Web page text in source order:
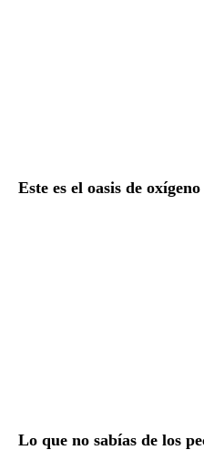
Este es el oasis de
Lo que no sabías de los